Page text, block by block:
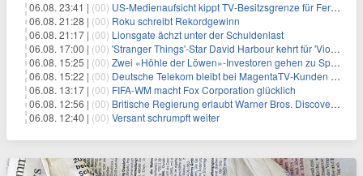
06.08. 23:41 | (00) US-Medienaufsicht kippt TV-Besitzsgrenze für Fernsehsender
06.08. 21:28 | (00) Roku schreibt Rekordgewinn
06.08. 21:17 | (00) Lionsgate ächzt unter der Schuldenlast
06.08. 17:00 | (00) 'Stranger Things'-Star David Harbour kehrt für 'Violent Night 2' zurück – Kristen Bell stößt zur Besetzung
06.08. 15:25 | (00) Zwei «Höhle der Löwen»-Investoren gehen zu Springer
06.08. 15:22 | (00) Deutsche Telekom bleibt bei MagentaTV-Kunden vage
06.08. 13:17 | (00) FIFA-WM macht Fox Corporation glücklich
06.08. 12:56 | (00) Britische Regierung erlaubt Warner Bros. Discovery-Übernahme
06.08. 12:40 | (00) Versant schrumpft weiter